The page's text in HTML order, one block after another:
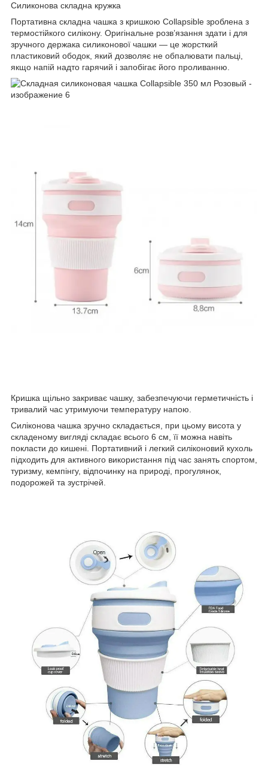
Силиконова складна кружка
Портативна складна чашка з кришкою Collapsible зроблена з
термостійкого силікону. Оригінальне розв’язання здати і для
зручного держака силиконової чашки — це жорсткий
пластиковий ободок, який дозволяє не обпалювати пальці,
якщо напій надто гарячий і запобігає його проливанню.
Кришка щільно закриває чашку, забезпечуючи герметичність і
тривалий час утримуючи температуру напою.
Силіконова чашка зручно складається, при цьому висота у
складеному вигляді складає всього 6 см, її можна навіть
покласти до кишені. Портативний і легкий силіконовий кухоль
підходить для активного використання під час занять спортом,
туризму, кемпінгу, відпочинку на природі, прогулянок,
подорожей та зустрічей.